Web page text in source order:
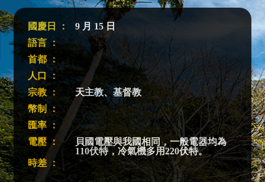
國慶日 ：
9 月 15 日
語言 ：
首都 ：
人口 ：
宗教 ：
天主教、基督教
幣制 ：
匯率 ：
電壓 ：
貝國電壓與我國相同，一般電器均為
110伏特，冷氣機多用220伏特。
時差 ：